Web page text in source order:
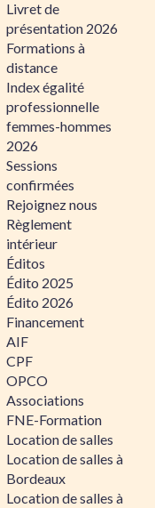
Livret de
présentation 2026
Formations à
distance
Index égalité
professionnelle
femmes-hommes
2026
Sessions
confirmées
Rejoignez nous
Règlement
intérieur
Éditos
Édito 2025
Édito 2026
Financement
AIF
CPF
OPCO
Associations
FNE-Formation
Location de salles
Location de salles à
Bordeaux
Location de salles à